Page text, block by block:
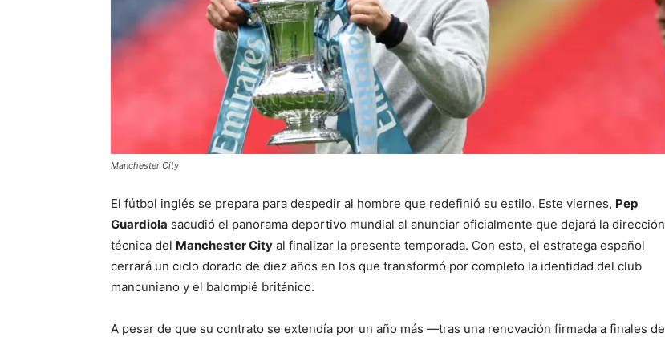
Manchester City
El fútbol inglés se prepara para despedir al hombre que redefinió su estilo. Este viernes, Pep
Guardiola sacudió el panorama deportivo mundial al anunciar oficialmente que dejará la dirección
técnica del Manchester City al finalizar la presente temporada. Con esto, el estratega español
cerrará un ciclo dorado de diez años en los que transformó por completo la identidad del club
mancuniano y el balompié británico.
A pesar de que su contrato se extendía por un año más —tras una renovación firmada a finales de